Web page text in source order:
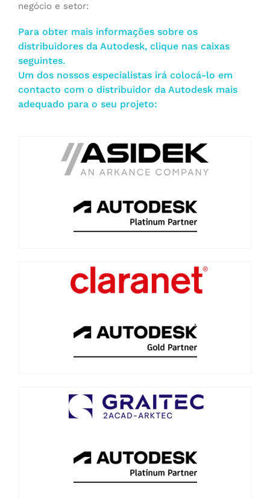
negócio e setor:
Para obter mais informações sobre os
distribuidores da Autodesk, clique nas caixas
seguintes.
Um dos nossos especialistas irá colocá-lo em
contacto com o distribuidor da Autodesk mais
adequado para o seu projeto: